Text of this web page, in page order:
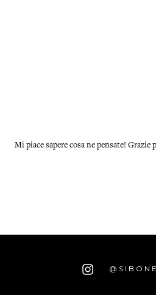
Mi piace sapere cosa ne pensate! Grazie